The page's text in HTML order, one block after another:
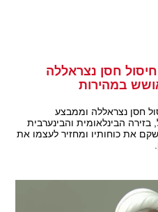
חסן נצראללה
במהירות
חסן נצראללה וממבצע
הבינלאומית והבינערבית
את כוחותיו ומחזיר לעצמו את